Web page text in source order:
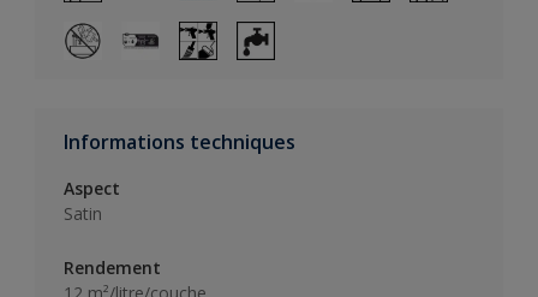
Informations techniques
Aspect
Satin
Rendement